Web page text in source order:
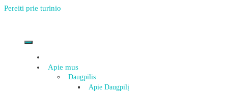
Pereiti prie turinio
Apie mus
Daugpilis
Apie Daugpilį